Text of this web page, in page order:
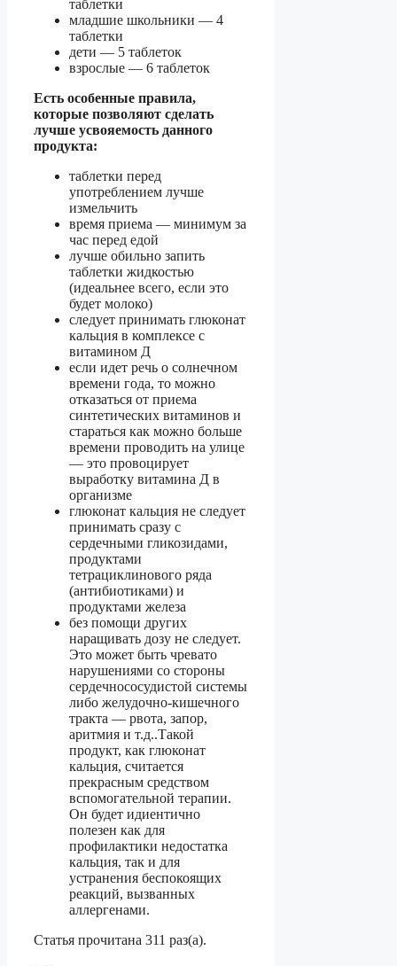
таблетки
младшие школьники — 4
таблетки
дети — 5 таблеток
взрослые — 6 таблеток
Есть особенные правила,
которые позволяют сделать
лучше усвояемость данного
продукта:
таблетки перед
употреблением лучше
измельчить
время приема — минимум за
час перед едой
лучше обильно запить
таблетки жидкостью
(идеальнее всего, если это
будет молоко)
следует принимать глюконат
кальция в комплексе с
витамином Д
если идет речь о солнечном
времени года, то можно
отказаться от приема
синтетических витаминов и
стараться как можно больше
времени проводить на улице
— это провоцирует
выработку витамина Д в
организме
глюконат кальция не следует
принимать сразу с
сердечными гликозидами,
продуктами
тетрациклинового ряда
(антибиотиками) и
продуктами железа
без помощи других
наращивать дозу не следует.
Это может быть чревато
нарушениями со стороны
сердечнососудистой системы
либо желудочно-кишечного
тракта — рвота, запор,
аритмия и т.д..Такой
продукт, как глюконат
кальция, считается
прекрасным средством
вспомогательной терапии.
Он будет идиентично
полезен как для
профилактики недостатка
кальция, так и для
устранения беспокоящих
реакций, вызванных
аллергенами.
Статья прочитана 311 раз(a).